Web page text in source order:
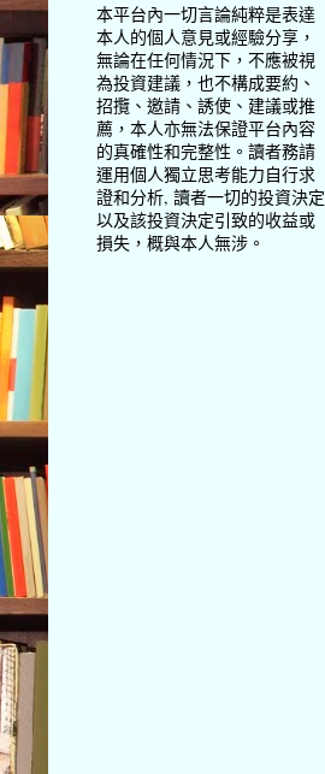
本平台內一切言論純粹是表達
本人的個人意見或經驗分享，
無論在任何情況下，不應被視
為投資建議，也不構成要約、
招攬、邀請、誘使、建議或推
薦，本人亦無法保證平台內容
的真確性和完整性。讀者務請
運用個人獨立思考能力自行求
證和分析, 讀者一切的投資決定
以及該投資決定引致的收益或
損失，概與本人無涉。